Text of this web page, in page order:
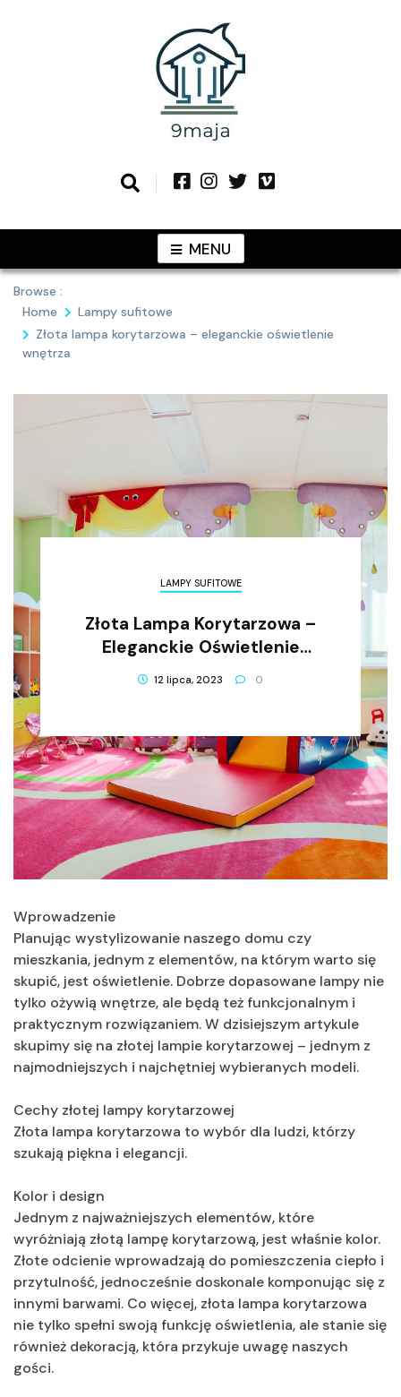
9MAJApomysłami
MENU
Browse :
Home
Lampy sufitowe
Złota lampa korytarzowa – eleganckie oświetlenie
wnętrza
LAMPY SUFITOWE
Złota Lampa Korytarzowa –
Eleganckie Oświetlenie
12 lipca, 2023 0
Wprowadzenie
Planując wystylizowanie naszego domu czy
mieszkania, jednym z elementów, na którym warto się
skupić, jest oświetlenie. Dobrze dopasowane lampy nie
tylko ożywią wnętrze, ale będą też funkcjonalnym i
praktycznym rozwiązaniem. W dzisiejszym artykule
skupimy się na złotej lampie korytarzowej – jednym z
najmodniejszych i najchętniej wybieranych modeli.
Cechy złotej lampy korytarzowej
Złota lampa korytarzowa to wybór dla ludzi, którzy
szukają piękna i elegancji.
Kolor i design
Jednym z najważniejszych elementów, które
wyróżniają złotą lampę korytarzową, jest właśnie kolor.
Złote odcienie wprowadzają do pomieszczenia ciepło i
przytulność, jednocześnie doskonale komponując się z
innymi barwami. Co więcej, złota lampa korytarzowa
nie tylko spełni swoją funkcję oświetlenia, ale stanie się
również dekoracją, która przykuje uwagę naszych
gości.